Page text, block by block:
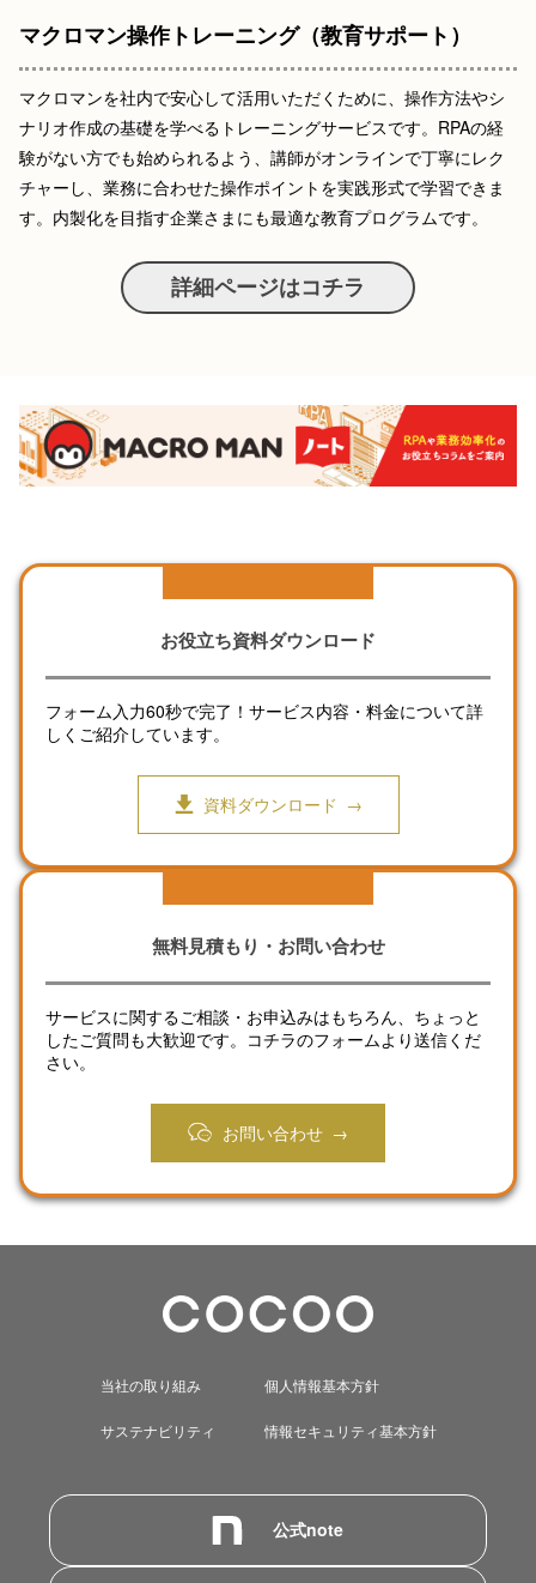
マクロマン操作トレーニング（教育サポート）
マクロマンを社内で安心して活用いただくために、操作方法やシ
ナリオ作成の基礎を学べるトレーニングサービスです。 RPAの経
験がない方でも始められるよう、講師がオンラインで丁寧にレク
チャーし、業務に合わせた操作ポイントを実践形式で学習できま
す。 内製化を目指す企業さまにも最適な教育プログラムです。
詳細ページはコチラ
お役立ち資料ダウンロード
フォーム入力60秒で完了！サービス内容・料金について詳
しくご紹介しています。
資料ダウンロード
無料見積もり・お問い合わせ
サービスに関するご相談・お申込みはもちろん、ちょっと
したご質問も大歓迎です。コチラのフォームより送信くだ
さい。
お問い合わせ
公式note
当社の取り組み
サステナビリティ
個人情報基本方針
情報セキュリティ基本方針